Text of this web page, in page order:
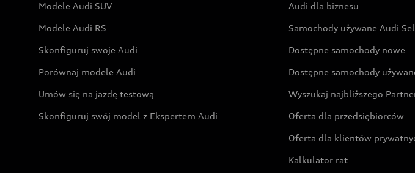
Modele Audi SUV
Modele Audi RS
Skonfiguruj swoje Audi
Porównaj modele Audi
Umów się na jazdę testową
Skonfiguruj swój model z Ekspertem Audi
Audi dla biznesu
Samochody używane Audi
Dostępne samochody nowe
Dostępne samochody
Wyszukaj najbliższego
Oferta dla przedsiębiorców
Oferta dla klientów
Kalkulator rat